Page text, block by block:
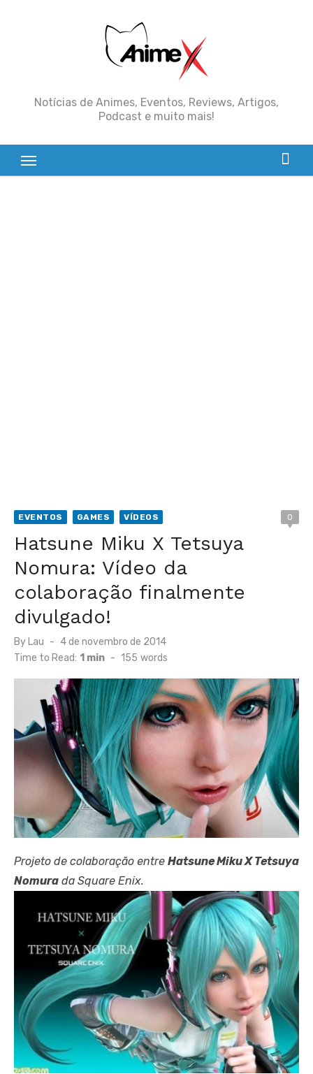
Notícias de Animes, Eventos, Reviews, Artigos,
Podcast e muito mais!
EVENTOS GAMES VÍDEOS 0
Hatsune Miku X Tetsuya
Nomura: Vídeo da
colaboração finalmente
divulgado!
By Lau
Posted
on
4 de novembro de 2014
Time to Read: 1 min - 155 words
Projeto de colaboração entre Hatsune Miku X Tetsuya
Nomura da Square Enix.